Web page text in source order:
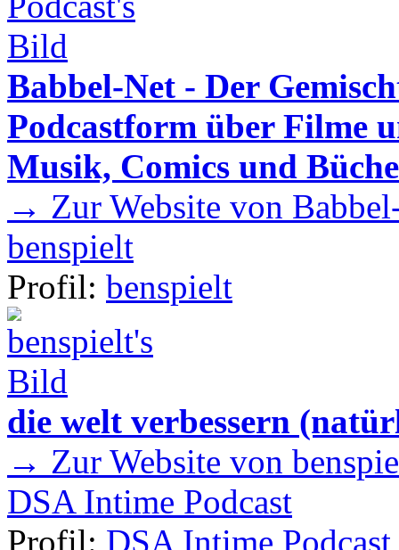
Babbel-Net - Der
Podcastform über Filme
Musik, Comics und
→ Zur Website von
benspielt
Profil: benspielt
die welt verbessern
→ Zur Website von
DSA Intime Podcast
Profil: DSA Intime Podcast